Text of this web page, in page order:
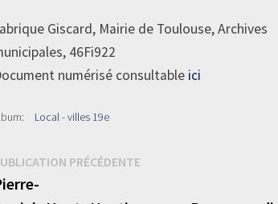
Giscard, Mairie de Toulouse, Archives
46Fi922
numérisé consultable ici
Local - villes 19e
PRÉCÉDENTEPublication